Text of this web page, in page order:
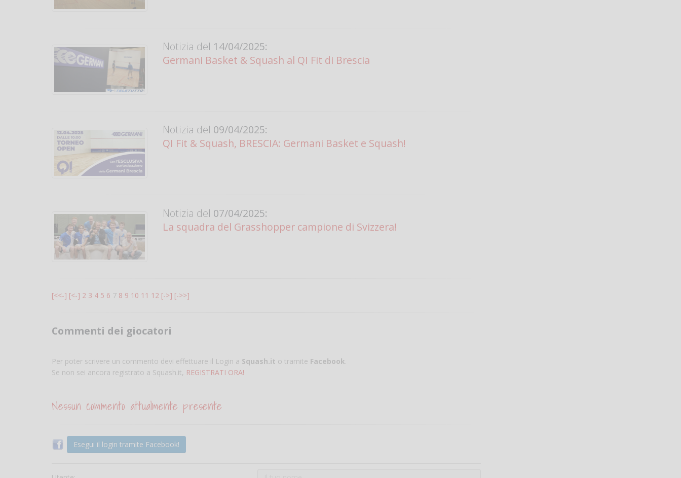
Notizia del 14/04/2025:
Germani Basket & Squash al QI Fit di Brescia
Notizia del 09/04/2025:
QI Fit & Squash, BRESCIA: Germani Basket e Squash!
Notizia del 07/04/2025:
La squadra del Grasshopper campione di Svizzera!
[<<-] [<-] 2 3 4 5 6 7 8 9 10 11 12 [->] [->>]
Commenti dei giocatori
Per poter scrivere un commento devi effettuare il Login a Squash.it o tramite Facebook.
Se non sei ancora registrato a Squash.it, REGISTRATI ORA!
Nessun commento attualmente presente
Esegui il login tramite Facebook!